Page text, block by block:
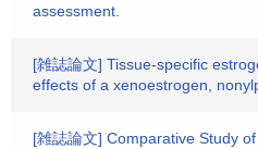
assessment.
[雑誌論文] Tissue-specific
effects of a xenoestrogen,
[雑誌論文] Comparative Study